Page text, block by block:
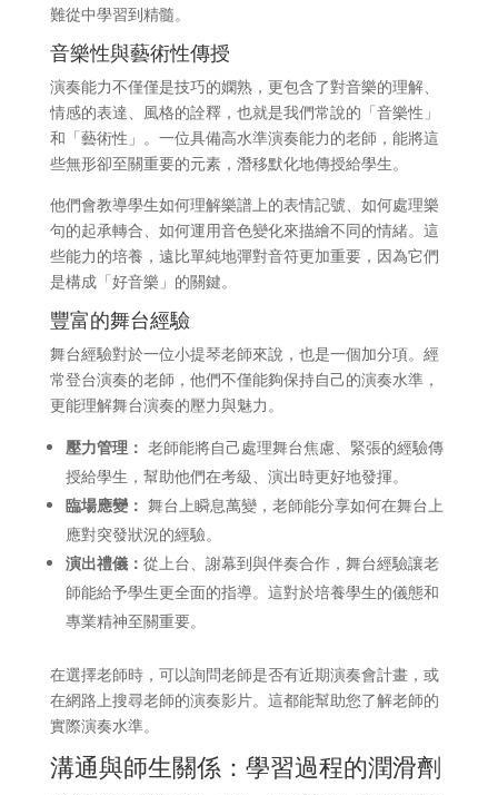
難從中學習到精髓。
音樂性與藝術性傳授
演奏能力不僅僅是技巧的嫻熟，更包含了對音樂的理解、
情感的表達、風格的詮釋，也就是我們常說的「音樂性」
和「藝術性」。一位具備高水準演奏能力的老師，能將這
些無形卻至關重要的元素，潛移默化地傳授給學生。
他們會教導學生如何理解樂譜上的表情記號、如何處理樂
句的起承轉合、如何運用音色變化來描繪不同的情緒。這
些能力的培養，遠比單純地彈對音符更加重要，因為它們
是構成「好音樂」的關鍵。
豐富的舞台經驗
舞台經驗對於一位小提琴老師來說，也是一個加分項。經
常登台演奏的老師，他們不僅能夠保持自己的演奏水準，
更能理解舞台演奏的壓力與魅力。
壓力管理： 老師能將自己處理舞台焦慮、緊張的經驗傳
授給學生，幫助他們在考級、演出時更好地發揮。
臨場應變： 舞台上瞬息萬變，老師能分享如何在舞台上
應對突發狀況的經驗。
演出禮儀： 從上台、謝幕到與伴奏合作，舞台經驗讓老
師能給予學生更全面的指導。這對於培養學生的儀態和
專業精神至關重要。
在選擇老師時，可以詢問老師是否有近期演奏會計畫，或
在網路上搜尋老師的演奏影片。這都能幫助您了解老師的
實際演奏水準。
溝通與師生關係：學習過程的潤滑劑